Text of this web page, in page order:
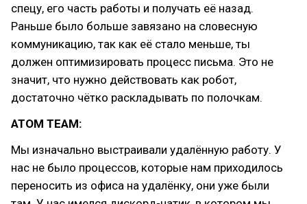
спецу, его часть работы и получать её назад.
Раньше было больше завязано на словесную
коммуникацию, так как её стало меньше, ты
должен оптимизировать процесс письма. Это не
значит, что нужно действовать как робот,
достаточно чётко раскладывать по полочкам.
ATOM TEAM:
Мы изначально выстраивали удалённую работу. У
нас не было процессов, которые нам приходилось
переносить из офиса на удалёнку, они уже были